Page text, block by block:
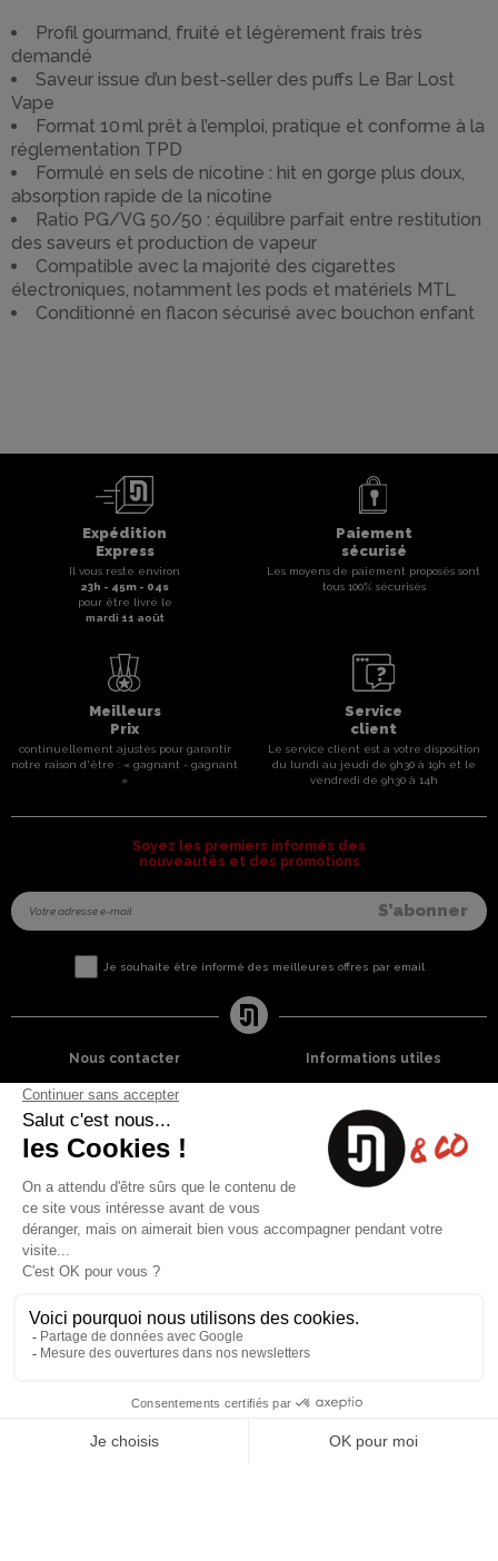
Profil gourmand, fruité et légèrement frais très
demandé
Saveur issue d’un best-seller des puffs Le Bar Lost
Vape
Format 10 ml prêt à l’emploi, pratique et conforme à la
réglementation TPD
Formulé en sels de nicotine : hit en gorge plus doux,
absorption rapide de la nicotine
Ratio PG/VG 50/50 : équilibre parfait entre restitution
des saveurs et production de vapeur
Compatible avec la majorité des cigarettes
électroniques, notamment les pods et matériels MTL
Conditionné en flacon sécurisé avec bouchon enfant
Expédition
Express
Il vous reste environ
23h - 45m - 04s
pour être livré le
mardi 11 août
Paiement
sécurisé
Les moyens de paiement proposés sont
tous 100% sécurisés
Meilleurs
Prix
continuellement ajustés pour garantir
notre raison d'être : « gagnant - gagnant
»
Service
client
Le service client est a votre disposition
du lundi au jeudi de 9h30 à 19h et le
vendredi de 9h30 à 14h
Soyez les premiers informés des
nouveautés et des promotions
Je souhaite être informé des meilleures offres par email
Nous contacter
8 rue du capitaine Jean Croisa
13009 Marseille
+33 (0)4 91 07 41 16
Facebook Instagram
Informations utiles
Garantie satisfaction
Paiement sécurisé
Plan du site
Blog
Nos produits
Meilleures ventes
Liste des marques
Fiches de sécurité
A propos
Contactez-nous
Web-design
Conception